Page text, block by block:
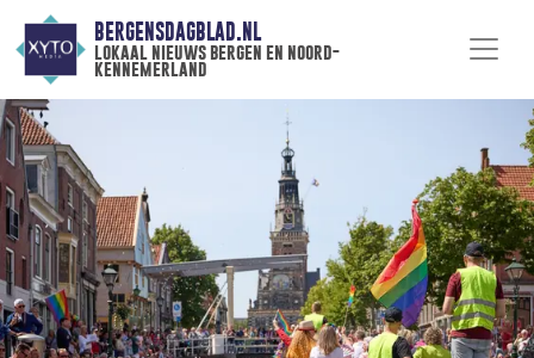
BERGENSDAGBLAD.NL
lokaal nieuws bergen en noord-
kennemerland